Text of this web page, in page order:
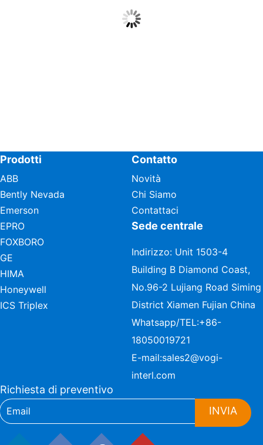
Prodotti
ABB
Bently Nevada
Emerson
EPRO
FOXBORO
GE
HIMA
Honeywell
ICS Triplex
Contatto
Novità
Chi Siamo
Contattaci
Sede centrale
Indirizzo: Unit 1503-4
Building B Diamond Coast,
No.96-2 Lujiang Road Siming
District Xiamen Fujian China
Whatsapp/TEL:+86-
18050019721
E-mail:sales2@vogi-
interl.com
Richiesta di preventivo
INVIA